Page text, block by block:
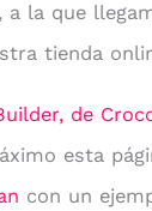
a la que
tienda
de
esta
con un